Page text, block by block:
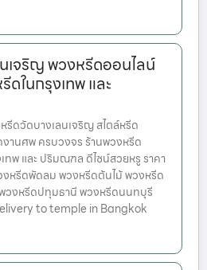
เจริญ พวงหรีดออนไลน์
ในกรุงเทพ และ
ดวัดบางเลนเจริญ สไตล์หรีด
านศพ ครบวงจร ร้านพวงหรีด
ทพ และ ปริมณฑล ดีไซน์สวยหรู ราคา
หรีดพัดลม พวงหรีดต้นไม้ พวงหรีด
วงหรีดปทุมธานี พวงหรีดนนทบุรี
to temple in Bangkok